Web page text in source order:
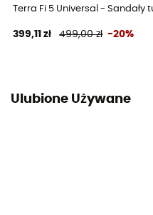
Terra Fi 5 Universal - Sandały
399,11 zł 499,00 zł -20%
Ulubione Używane